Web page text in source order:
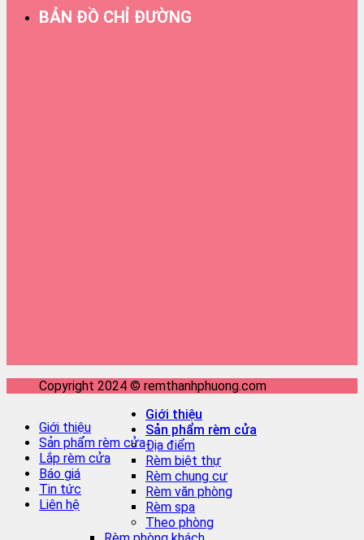
BẢN ĐỒ CHỈ ĐƯỜNG
Copyright 2024 © remthanhphuong.com
Giới thiệu
Sản phẩm rèm cửa
Lắp rèm cửa
Báo giá
Tin tức
Liên hệ
Giới thiệu
Sản phẩm rèm cửa
Địa điểm
Rèm biệt thự
Rèm chung cư
Rèm văn phòng
Rèm spa
Theo phòng